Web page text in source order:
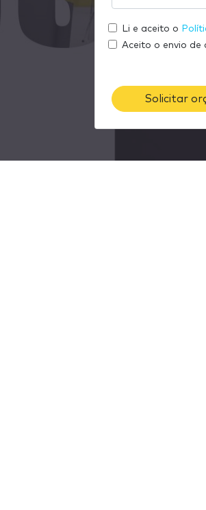
e
m
a
s
e
u
e
Li e aceito o
Aceito o envio de
Solicitar